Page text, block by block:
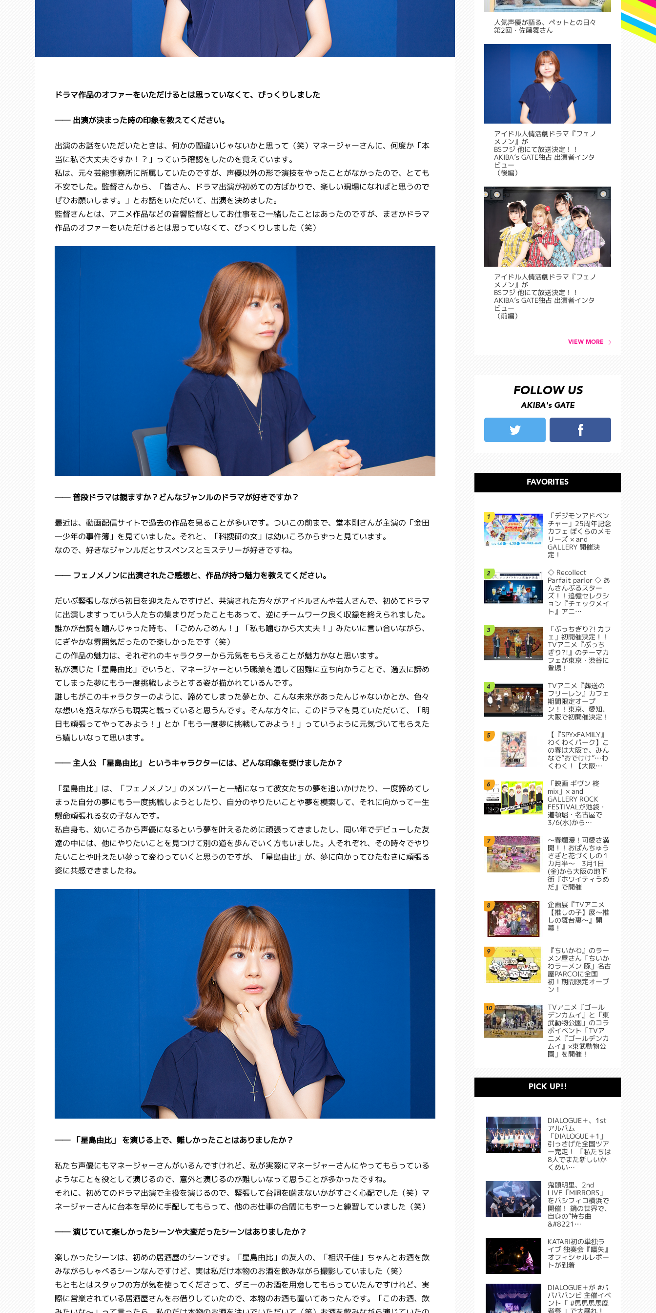
人気声優が語る、ペットとの日々
第2回・佐藤舞さん
アイドル人情活劇ドラマ『フェノ
メノン』が
BSフジ 他にて放送決定！！
AKIBA’s GATE独占 出演者インタ
ビュー
（後編）
アイドル人情活劇ドラマ『フェノ
メノン』が
BSフジ 他にて放送決定！！
AKIBA’s GATE独占 出演者インタ
ビュー
（前編）
VIEW MORE
FOLLOW US
AKIBA's GATE
FAVORITES
1
「デジモンアドベン
チャー」25周年記念
カフェ ぼくらのメモ
リーズ × and
GALLERY 開催決
定！
2
◇ Recollect
Parfait parlor ◇ あ
んさんぶるスター
ズ！！追憶セレクシ
ョン『チェックメイ
ト』アニ…
3
「ぶっちぎり?! カフ
ェ」初開催決定！！
TVアニメ『ぶっち
ぎり?!』のテーマカ
フェが東京・渋谷に
登場！
4
TVアニメ『葬送の
フリーレン』カフェ
期間限定オープ
ン！！東京、愛知、
大阪で初開催決定！
5
【『SPY×FAMILY』
わくわくパーク】こ
の春は大阪で、みん
なで”おでけけ”…わ
くわく！【大阪…
6
「映画 ギヴン 柊
mix」× and
GALLERY ROCK
FESTIVALが池袋・
道頓堀・名古屋で
3/6(水)から…
7
～春爛漫！可愛さ満
開！！おぱんちゅう
さぎと花づくしの１
カ月半～ 3月1日
(金)から大阪の地下
街『ホワイティうめ
だ』で開催
8
企画展『TVアニメ
【推しの子】展～推
しの舞台裏～』開
幕！
9
『ちいかわ』のラー
メン屋さん「ちいか
わラーメン 豚」名古
屋PARCOに全国
初！期間限定オープ
ン！
10
TVアニメ『ゴール
デンカムイ』と「東
武動物公園」のコラ
ボイベント「TVア
ニメ『ゴールデンカ
ムイ』×東武動物公
園」を開催！
PICK UP!!
DIALOGUE＋、1st
アルバム
「DIALOGUE＋1」
引っさげた全国ツア
ー完走！ 「私たちは
8人でまた新しいか
くめい…
鬼頭明里、2nd
LIVE「MIRRORS」
をパシフィコ横浜で
開催！ 鏡の世界で、
自身の”持ち曲
&#8221…
KATARI初の単独ラ
イブ 独奏会『嚆矢』
オフィシャルレポー
トが到着
DIALOGUE＋が #バ
バババンビ 主催イベ
ント「 #馬馬馬馬鹿
者祭 」で大暴れ！
ドラマ作品のオファーをいただけるとは思っていなくて、びっくりしました
── 出演が決まった時の印象を教えてください。
出演のお話をいただいたときは、何かの間違いじゃないかと思って（笑）マネージャーさんに、何度か「本
当に私で大丈夫ですか！？」っていう確認をしたのを覚えています。
私は、元々芸能事務所に所属していたのですが、声優以外の形で演技をやったことがなかったので、とても
不安でした。監督さんから、「皆さん、ドラマ出演が初めての方ばかりで、楽しい現場になればと思うので
ぜひお願いします。」とお話をいただいて、出演を決めました。
監督さんとは、アニメ作品などの音響監督としてお仕事をご一緒したことはあったのですが、まさかドラマ
作品のオファーをいただけるとは思っていなくて、びっくりしました（笑）
── 普段ドラマは観ますか？どんなジャンルのドラマが好きですか？
最近は、動画配信サイトで過去の作品を見ることが多いです。ついこの前まで、堂本剛さんが主演の「金田
一少年の事件簿」を見ていました。それと、「科捜研の女」は幼いころからずっと見ています。
なので、好きなジャンルだとサスペンスとミステリーが好きですね。
── フェノメノンに出演されたご感想と、作品が持つ魅力を教えてください。
だいぶ緊張しながら初日を迎えたんですけど、共演された方々がアイドルさんや芸人さんで、初めてドラマ
に出演しますっていう人たちの集まりだったこともあって、逆にチームワーク良く収録を終えられました。
誰かが台詞を噛んじゃった時も、「ごめんごめん！」「私も噛むから大丈夫！」みたいに言い合いながら、
にぎやかな雰囲気だったので楽しかったです（笑）
この作品の魅力は、それぞれのキャラクターから元気をもらえることが魅力かなと思います。
私が演じた「星島由比」でいうと、マネージャーという職業を通して困難に立ち向かうことで、過去に諦め
てしまった夢にもう一度挑戦しようとする姿が描かれているんです。
誰しもがこのキャラクターのように、諦めてしまった夢とか、こんな未来があったんじゃないかとか、色々
な想いを抱えながらも現実と戦っていると思うんです。そんな方々に、このドラマを見ていただいて、「明
日も頑張ってやってみよう！」とか「もう一度夢に挑戦してみよう！」っていうように元気づいてもらえた
ら嬉しいなって思います。
── 主人公 「星島由比」 というキャラクターには、どんな印象を受けましたか？
「星島由比」は、「フェノメノン」のメンバーと一緒になって彼女たちの夢を追いかけたり、一度諦めてし
まった自分の夢にもう一度挑戦しようとしたり、自分のやりたいことや夢を模索して、それに向かって一生
懸命頑張れる女の子なんです。
私自身も、幼いころから声優になるという夢を叶えるために頑張ってきましたし、同い年でデビューした友
達の中には、他にやりたいことを見つけて別の道を歩んでいく方もいました。人それぞれ、その時々でやり
たいことや叶えたい夢って変わっていくと思うのですが、「星島由比」が、夢に向かってひたむきに頑張る
姿に共感できましたね。
── 「星島由比」 を演じる上で、難しかったことはありましたか？
私たち声優にもマネージャーさんがいるんですけれど、私が実際にマネージャーさんにやってもらっている
ようなことを役として演じるので、意外と演じるのが難しいなって思うことが多かったですね。
それに、初めてのドラマ出演で主役を演じるので、緊張して台詞を噛まないかがすごく心配でした（笑）マ
ネージャーさんに台本を早めに手配してもらって、他のお仕事の合間にもずーっと練習していました（笑）
── 演じていて楽しかったシーンや大変だったシーンはありましたか？
楽しかったシーンは、初めの居酒屋のシーンです。「星島由比」の友人の、「相沢千佳」ちゃんとお酒を飲
みながらしゃべるシーンなんですけど、実は私だけ本物のお酒を飲みながら撮影していました（笑）
もともとはスタッフの方が気を使ってくださって、ダミーのお酒を用意してもらっていたんですけれど、実
際に営業されている居酒屋さんをお借りしていたので、本物のお酒も置いてあったんです。「このお酒、飲